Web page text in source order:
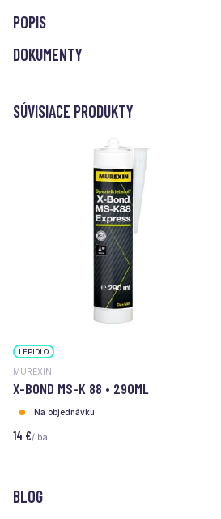
POPIS
DOKUMENTY
SÚVISIACE PRODUKTY
LEPIDLO
MUREXIN
X-BOND MS-K 88 • 290ML
Na objednávku
14 €/ bal
BLOG